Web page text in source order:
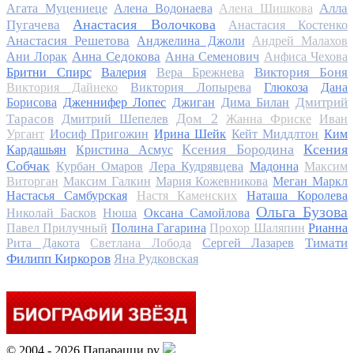
Агата Муцениеце Алена Водонаева Алена Шишкова Алла
Пугачева
Анастасия Волочкова Анастасия Костенко
Анастасия Решетова Анджелина Джоли
Андрей Малахов
Ани Лорак Анна Седокова Анна Семенович Анфиса Чехова
Бритни Спирс
Валерия Вера Брежнева Виктория Боня
Виктория Дайнеко Виктория Лопырева Глюкоза
Дана
Борисова Дженнифер Лопес Джиган Дима Билан Дмитрий
Тарасов
Дмитрий Шепелев Дом 2 Жанна Фриске
Иван
Ургант Иосиф Пригожин Ирина Шейк Кейт Миддлтон Ким
Кардашьян
Кристина Асмус Ксения Бородина
Ксения
Собчак Курбан Омаров Лера Кудрявцева Мадонна Максим
Виторган Максим Галкин Мария Кожевникова Меган Маркл
Настасья Самбурская
Настя Каменских
Наташа Королева
Николай Басков Нюша Оксана Самойлова Ольга Бузова
Павел Прилучный Полина Гагарина Прохор Шаляпин Рианна
Рита Дакота
Светлана Лобода Сергей Лазарев
Тимати
Филипп Киркоров Яна Рудковская